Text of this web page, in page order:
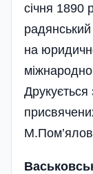
січня 1890
на
Друкується